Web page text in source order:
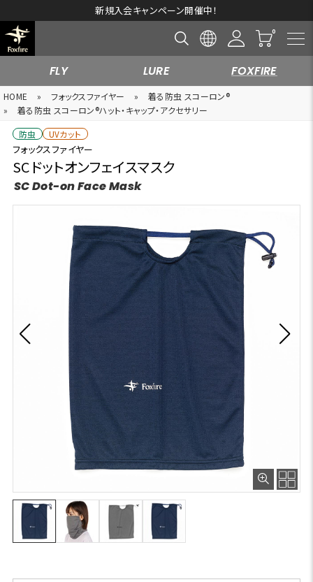
新規入会キャンペーン開催中！
FLY LURE FOXFIRE
HOME » フォックスファイヤー »
着る防虫 スコーロン®
»
着る防虫 スコーロン®ハット・キャップ・アクセサリー
防虫
UVカット
フォックスファイヤー
SCドットオンフェイスマスク
SC Dot-on Face Mask